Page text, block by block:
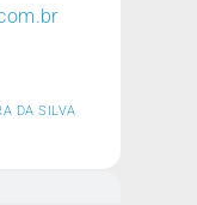
DA SILVA